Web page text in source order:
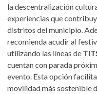
la descentralización
experiencias que
distritos del municipio.
recomienda acudir al
utilizando las líneas de
cuentan con parada
evento. Esta opción
movilidad más sostenible